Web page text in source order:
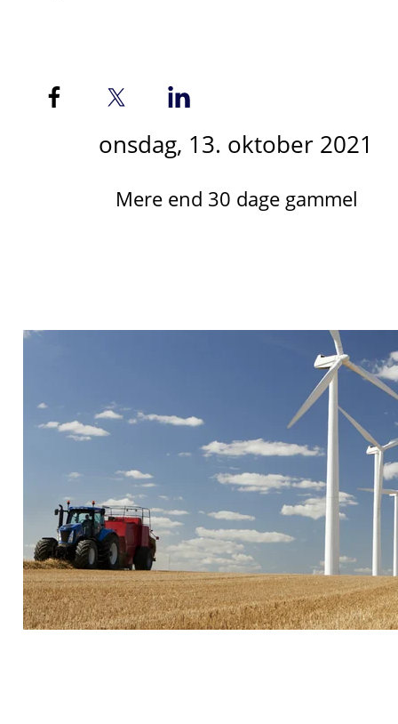
onsdag, 13. oktober 2021
Mere end 30 dage gammel